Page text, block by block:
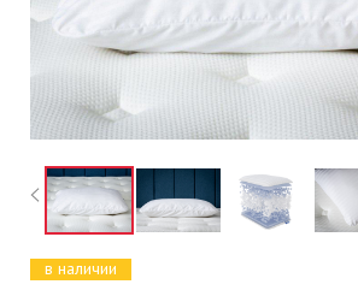
в наличии